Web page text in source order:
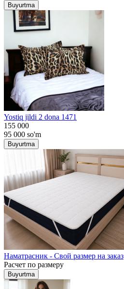
Buyurtma
Yostiq jildi 2 dona 1471
155 000
95 000 so'm
Buyurtma
Наматрасник - Свой размер на заказ
Расчет по размеру
Buyurtma